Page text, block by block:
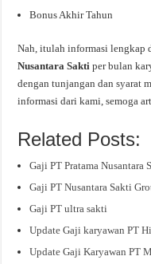
Bonus Akhir Tahun
Nah, itulah informasi lengkap
Nusantara Saktiper bulan
dengan tunjangan dan syarat
informasi dari kami, semoga
Related Posts:
Gaji PT Pratama Nusantara
Gaji PT Nusantara Sakti
Gaji PT ultra sakti
Update Gaji karyawan PT
Update Gaji Karyawan PT